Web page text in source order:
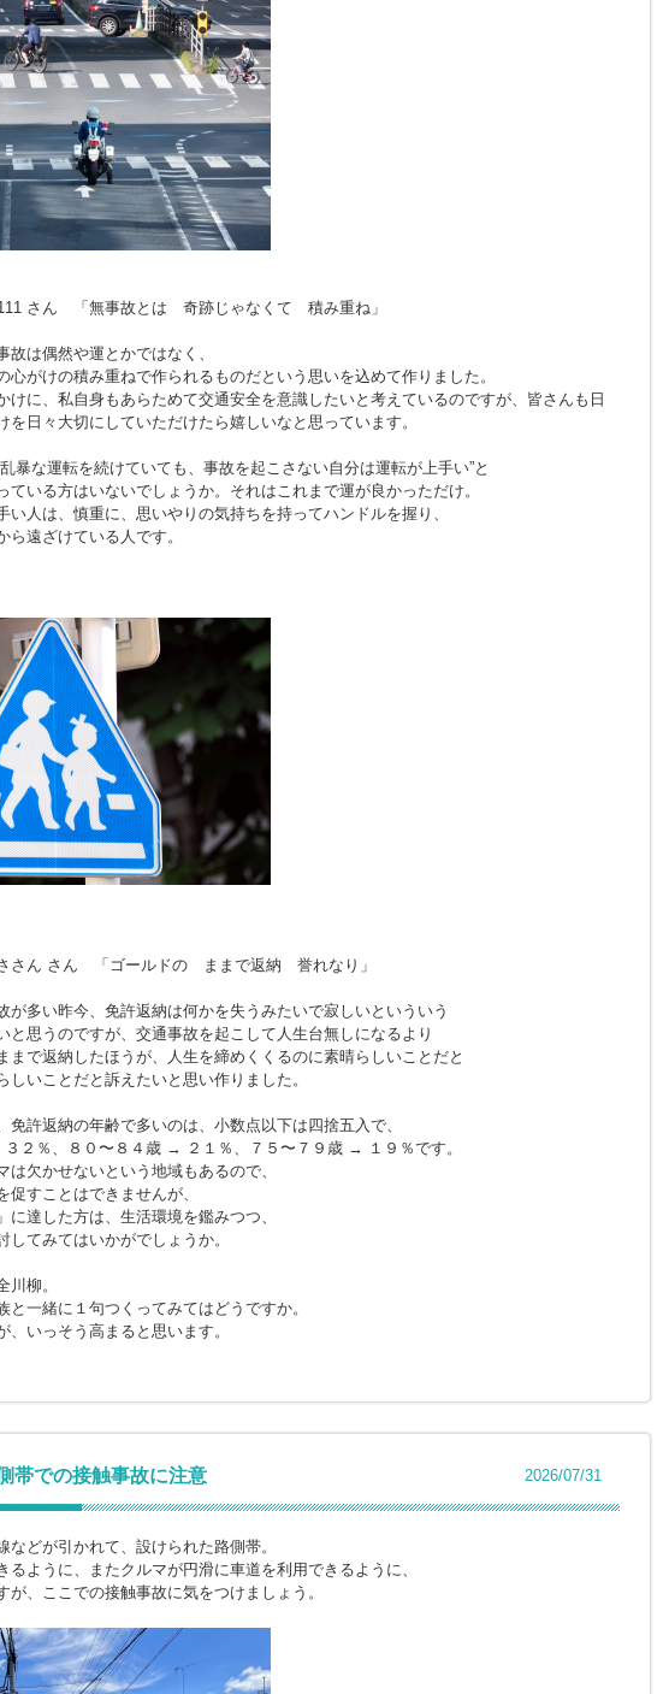
さん 「無事故とは 奇跡じゃなくて 積み重ね」
故は偶然や運とかではなく、
心がけの積み重ねで作られるものだという思いを込めて作りました。
けに、私自身もあらためて交通安全を意識したいと考えているのですが、皆さんも日
を日々大切にしていただけたら嬉しいなと思っています。
暴な運転を続けていても、事故を起こさない自分は運転が上手い”と
ている方はいないでしょうか。それはこれまで運が良かっただけ。
い人は、慎重に、思いやりの気持ちを持ってハンドルを握り、
ら遠ざけている人です。
さん さん 「ゴールドの ままで返納 誉れなり」
が多い昨今、免許返納は何かを失うみたいで寂しいといういう
と思うのですが、交通事故を起こして人生台無しになるより
まで返納したほうが、人生を締めくくるのに素晴らしいことだと
しいことだと訴えたいと思い作りました。
免許返納の年齢で多いのは、小数点以下は四捨五入で、
２％、８０〜８４歳 → ２１％、７５〜７９歳 → １９％です。
は欠かせないという地域もあるので、
促すことはできませんが、
に達した方は、生活環境を鑑みつつ、
してみてはいかがでしょうか。
川柳。
と一緒に１句つくってみてはどうですか。
、いっそう高まると思います。
での接触事故に注意 2026/07/31
などが引かれて、設けられた路側帯。
るように、またクルマが円滑に車道を利用できるように、
が、ここでの接触事故に気をつけましょう。